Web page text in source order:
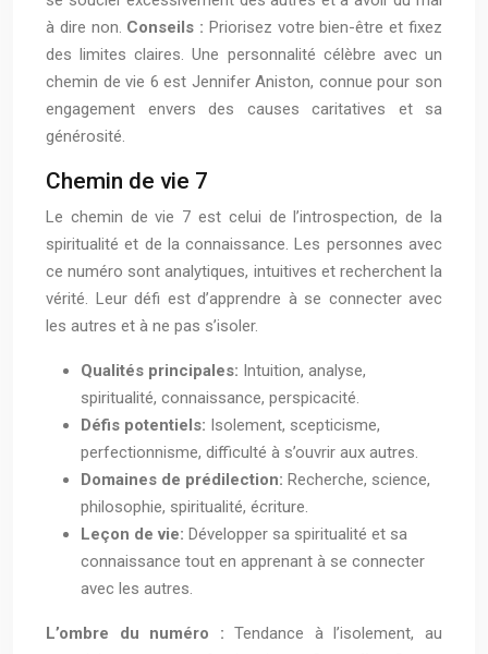
à dire non. Conseils : Priorisez votre bien-être et fixez
des limites claires. Une personnalité célèbre avec un
chemin de vie 6 est Jennifer Aniston, connue pour son
engagement envers des causes caritatives et sa
générosité.
Chemin de vie 7
Le chemin de vie 7 est celui de l’introspection, de la
spiritualité et de la connaissance. Les personnes avec
ce numéro sont analytiques, intuitives et recherchent la
vérité. Leur défi est d’apprendre à se connecter avec
les autres et à ne pas s’isoler.
Qualités principales: Intuition, analyse,
spiritualité, connaissance, perspicacité.
Défis potentiels: Isolement, scepticisme,
perfectionnisme, difficulté à s’ouvrir aux autres.
Domaines de prédilection: Recherche, science,
philosophie, spiritualité, écriture.
Leçon de vie: Développer sa spiritualité et sa
connaissance tout en apprenant à se connecter
avec les autres.
L’ombre du numéro :Tendance à l’isolement, au